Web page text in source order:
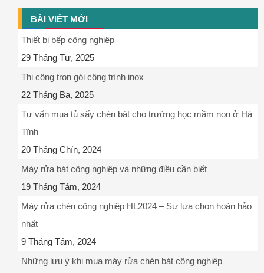
BÀI VIẾT MỚI
Thiết bị bếp công nghiệp
29 Tháng Tư, 2025
Thi công trọn gói công trình inox
22 Tháng Ba, 2025
Tư vấn mua tủ sấy chén bát cho trường học mầm non ở Hà
Tĩnh
20 Tháng Chín, 2024
Máy rửa bát công nghiệp và những điều cần biết
19 Tháng Tám, 2024
Máy rửa chén công nghiệp HL2024 – Sự lựa chọn hoàn hảo
nhất
9 Tháng Tám, 2024
Những lưu ý khi mua máy rửa chén bát công nghiệp